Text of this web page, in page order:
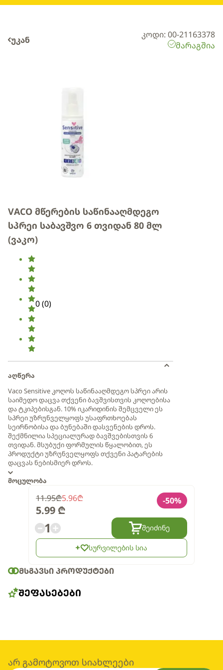
უკან
კოდი: 00-21163378
მარაგშია
VACO მწერების საწინააღმდეგო
სპრეი საბავშვო 6 თვიდან 80 მლ
(ვაკო)
0(0)
აღწერა
Vaco Sensitive კოღოს საწინააღმდეგო სპრეი არის
საიმედო დაცვა თქვენი ბავშვისთვის კოღოებისა
და ტკიპებისგან. 10% იკარიდინის შემცველი ეს
სპრეი უზრუნველყოფს უსაფრთხოებას
სეირნობისა და ბუნებაში დასვენების დროს.
შექმნილია სპეციალურად ბავშვებისთვის 6
თვიდან. მსუბუქი ფორმულის წყალობით, ეს
პროდუქტი უზრუნველყოფს თქვენი პატარების
დაცვას ნებისმიერ დროს.
მოცულობა
11.95₾5.96₾
5.99 ₾
-50%
1 შეიძინე
სურვილების სია
ᲛᲡᲒᲐᲕᲡᲘ ᲞᲠᲝᲓᲣᲥᲢᲔᲑᲘ
ᲨᲔᲤᲐᲡᲔᲑᲔᲑᲘ
არ გამოტოვოთ სიახლეები